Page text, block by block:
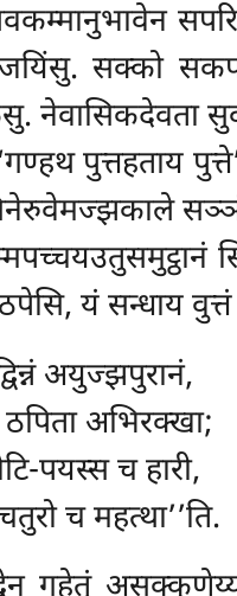
सक्को
नेवासिकदेवता
पुत्तहताय
सञ्ञं
यं सन्धाय
अयुज्झपुरानं,
अभिरक्खा;
पयस्स च हारी,
च महत्था’’ति.